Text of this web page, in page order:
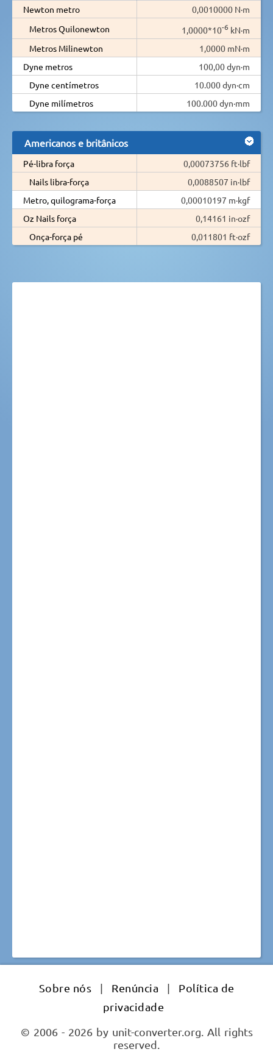
Newton metro
0,0010000 N·m
Metros Quilonewton
1,0000*10-6 kN·m
Metros Milinewton
1,0000 mN·m
Dyne metros
100,00 dyn·m
Dyne centímetros
10.000 dyn·cm
Dyne milímetros
100.000 dyn·mm
Americanos e britânicos
Pé-libra força
0,00073756 ft·lbf
Nails libra-força
0,0088507 in·lbf
Metro, quilograma-força
0,00010197 m·kgf
Oz Nails força
0,14161 in·ozf
Onça-força pé
0,011801 ft·ozf
Sobre nós | Renúncia |
Política de
privacidade
© 2006 - 2026 by unit-converter.org. All rights
reserved.